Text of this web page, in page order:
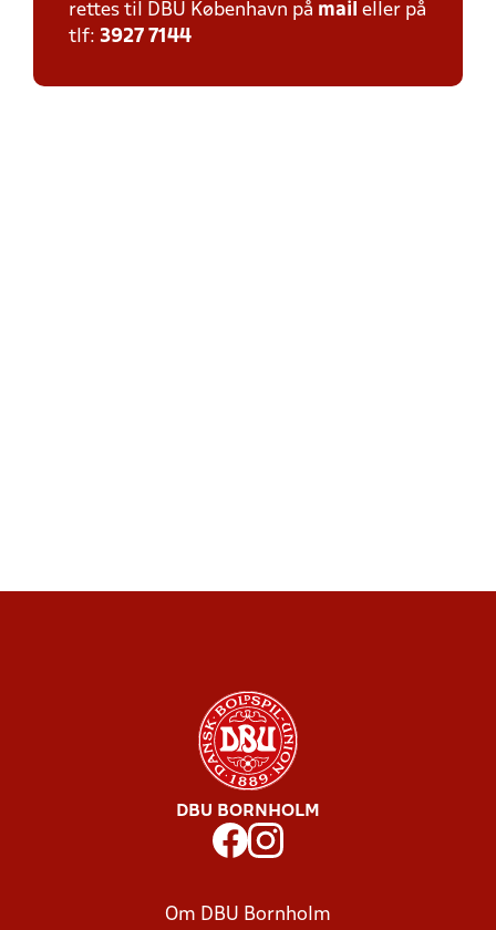
rettes til DBU København på mail eller på
tlf: 3927 7144
DBU BORNHOLM
Om DBU Bornholm